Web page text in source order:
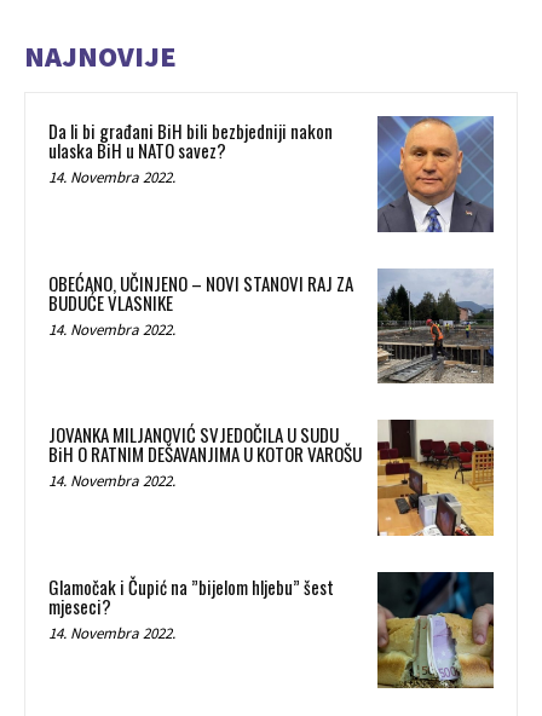
NAJNOVIJE
Da li bi građani BiH bili bezbjedniji nakon
ulaska BiH u NATO savez?
14. Novembra 2022.
OBEĆANO, UČINJENO – NOVI STANOVI RAJ ZA
BUDUĆE VLASNIKE
14. Novembra 2022.
JOVANKA MILJANOVIĆ SVJEDOČILA U SUDU
BiH O RATNIM DEŠAVANJIMA U KOTOR VAROŠU
14. Novembra 2022.
Glamočak i Čupić na ”bijelom hljebu” šest
mjeseci?
14. Novembra 2022.